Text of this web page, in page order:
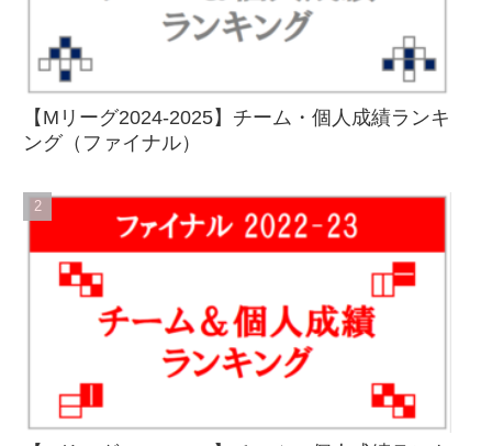
【Mリーグ2024-2025】チーム・個人成績ランキ
ング（ファイナル）